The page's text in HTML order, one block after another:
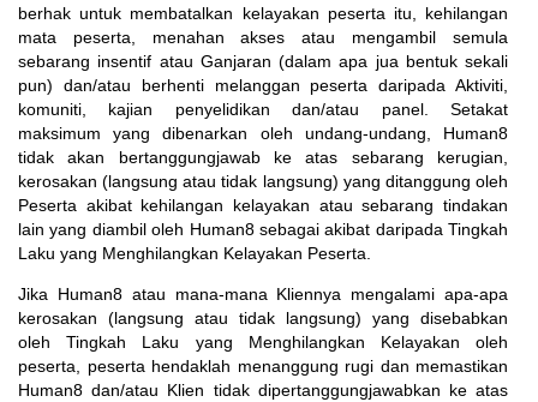
berhak untuk membatalkan kelayakan peserta itu, kehilangan
mata peserta, menahan akses atau mengambil semula
sebarang insentif atau Ganjaran (dalam apa jua bentuk sekali
pun) dan/atau berhenti melanggan peserta daripada Aktiviti,
komuniti, kajian penyelidikan dan/atau panel. Setakat
maksimum yang dibenarkan oleh undang-undang, Human8
tidak akan bertanggungjawab ke atas sebarang kerugian,
kerosakan (langsung atau tidak langsung) yang ditanggung oleh
Peserta akibat kehilangan kelayakan atau sebarang tindakan
lain yang diambil oleh Human8 sebagai akibat daripada Tingkah
Laku yang Menghilangkan Kelayakan Peserta.
Jika Human8 atau mana-mana Kliennya mengalami apa-apa
kerosakan (langsung atau tidak langsung) yang disebabkan
oleh Tingkah Laku yang Menghilangkan Kelayakan oleh
peserta, peserta hendaklah menanggung rugi dan memastikan
Human8 dan/atau Klien tidak dipertanggungjawabkan ke atas